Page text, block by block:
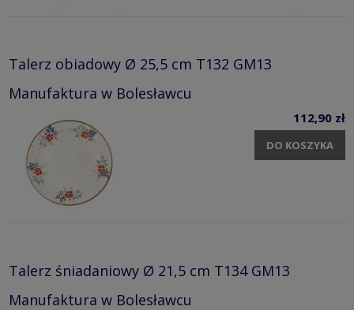
Talerz obiadowy Ø 25,5 cm T132 GM13
Manufaktura w Bolesławcu
112,90 zł
DO KOSZYKA
Talerz śniadaniowy Ø 21,5 cm T134 GM13
Manufaktura w Bolesławcu